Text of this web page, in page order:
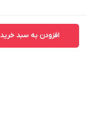
افزودن به سبد خرید